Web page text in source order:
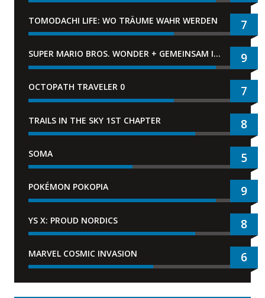
TOMODACHI LIFE: WO TRÄUME WAHR WERDEN 7
SUPER MARIO BROS. WONDER + GEMEINSAM IM BELLABEL-PARK 9
OCTOPATH TRAVELER 0 7
TRAILS IN THE SKY 1ST CHAPTER 8
SOMA 5
POKÉMON POKOPIA 9
YS X: PROUD NORDICS 8
MARVEL COSMIC INVASION 6